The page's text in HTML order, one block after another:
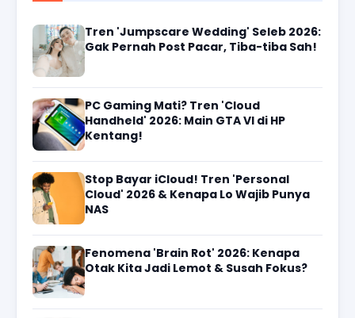
Tren 'Jumpscare Wedding' Seleb 2026:
Gak Pernah Post Pacar, Tiba-tiba Sah!
PC Gaming Mati? Tren 'Cloud
Handheld' 2026: Main GTA VI di HP
Kentang!
Stop Bayar iCloud! Tren 'Personal
Cloud' 2026 & Kenapa Lo Wajib Punya
NAS
Fenomena 'Brain Rot' 2026: Kenapa
Otak Kita Jadi Lemot & Susah Fokus?